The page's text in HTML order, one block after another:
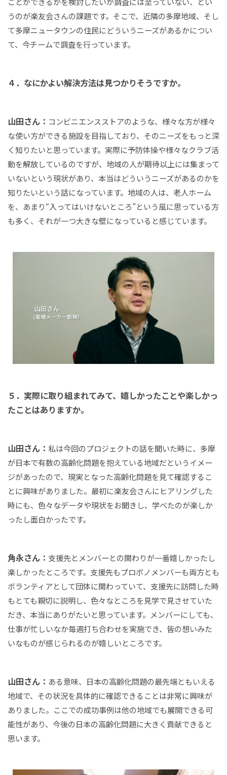
うのが楽友会さんの課題です。そこで、近隣の多摩地域、そし
て多摩ニュータウンの住民にどういうニーズがあるかについ
て、今チームで調査を行っています。
４．なにかよい解決方法は見つかりそうですか。
山田さん： コンビニエンスストアのような、様々な方が様々
な使い方ができる施設を目指しており、そのニーズをもっと深
く知りたいと思っています。実際に予防体操や様々なクラブ活
動を解放しているのですが、地域の人が期待以上には集まって
いないという現状があり、本当はどういうニーズがあるのかを
知りたいという話になっています。地域の人は、老人ホーム
を、あまり“入ってはいけないところ”という風に思っている方
も多く、それが一つ大きな壁になっていると感じています。
５．実際に取り組まれてみて、嬉しかったことや楽しかっ
たことはありますか。
山田さん： 私は今回のプロジェクトの話を聞いた時に、多摩
が日本で有数の高齢化問題を抱えている地域だというイメー
ジがあったので、現実となった高齢化問題を見て確認するこ
とに興味がありました。最初に楽友会さんにヒアリングした
時にも、色々なデータや現状をお聞きし、学べたのが楽しか
ったし面白かったです。
角永さん： 支援先とメンバーとの関わりが一番嬉しかったし
楽しかったところです。支援先もプロボノメンバーも両方とも
ボランティアとして団体に関わっていて、支援先に訪問した時
もとても親切に説明し、色々なところを見学で見させていた
だき、本当にありがたいと思っています。メンバーにしても、
仕事が忙しいなか毎週打ち合わせを実施でき、皆の想いみた
いなものが感じられるのが嬉しいところです。
山田さん： ある意味、日本の高齢化問題の最先端ともいえる
地域で、その状況を具体的に確認できることは非常に興味が
ありました。ここでの成功事例は他の地域でも展開できる可
能性があり、今後の日本の高齢化問題に大きく貢献できると
思います。